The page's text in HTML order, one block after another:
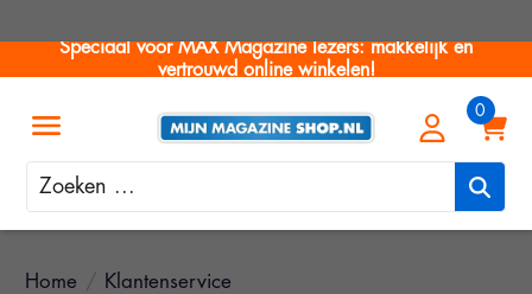
Speciaal voor MAX Magazine lezers: makkelijk en
vertrouwd online winkelen!
Zoeken
Home Klantenservice